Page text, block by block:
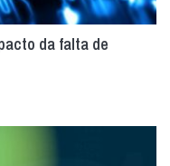
da falta de